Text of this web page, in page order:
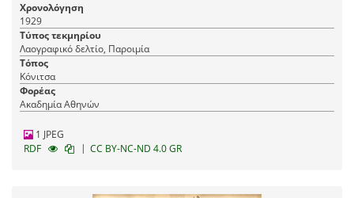
Χρονολόγηση
1929
Τύπος τεκμηρίου
Λαογραφικό δελτίο, Παροιμία
Τόπος
Κόνιτσα
Φορέας
Ακαδημία Αθηνών
1 JPEG
RDF
| CC BY-NC-ND 4.0 GR